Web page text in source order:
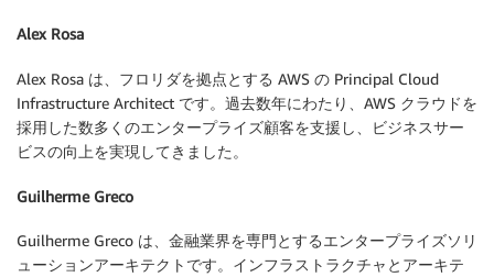
Alex Rosa
Alex Rosa は、フロリダを拠点とする AWS の Principal Cloud
Infrastructure Architect です。過去数年にわたり、AWS クラウドを
採用した数多くのエンタープライズ顧客を支援し、ビジネスサー
ビスの向上を実現してきました。
Guilherme Greco
Guilherme Greco は、金融業界を専門とするエンタープライズソリ
ューションアーキテクトです。インフラストラクチャとアーキテ